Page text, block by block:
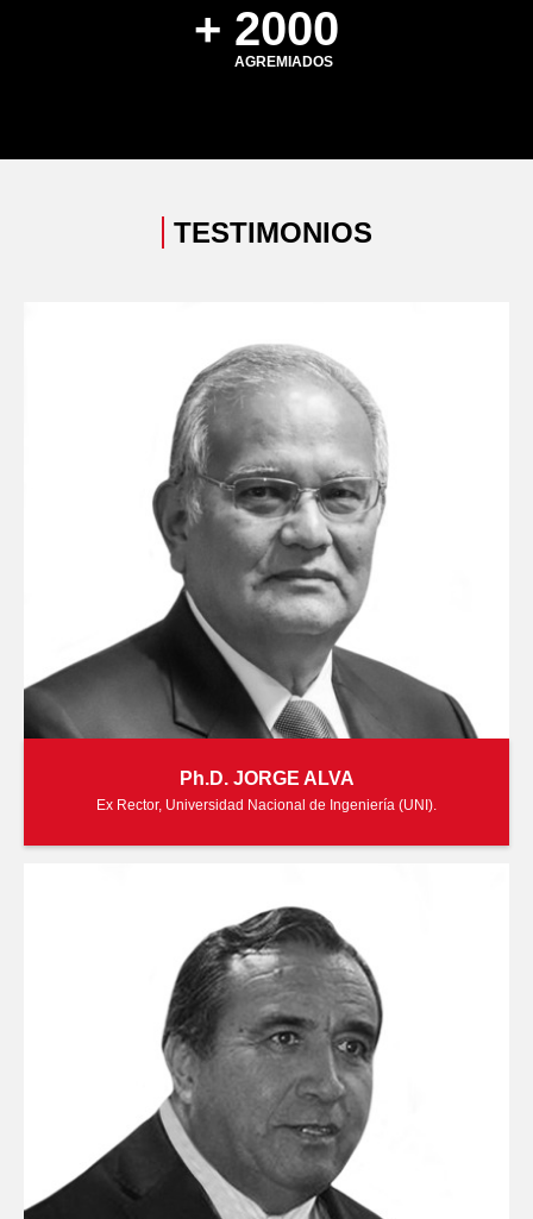
+ 2000
AGREMIADOS
TESTIMONIOS
Ph.D. JORGE ALVA
Ex Rector, Universidad Nacional de Ingeniería (UNI).